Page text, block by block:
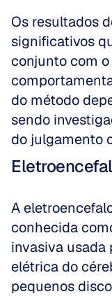
Os resultados
significativos
conjunto com
do método
sendo
do julgamento
A
conhecida
invasiva usada
elétrica do
pequenos